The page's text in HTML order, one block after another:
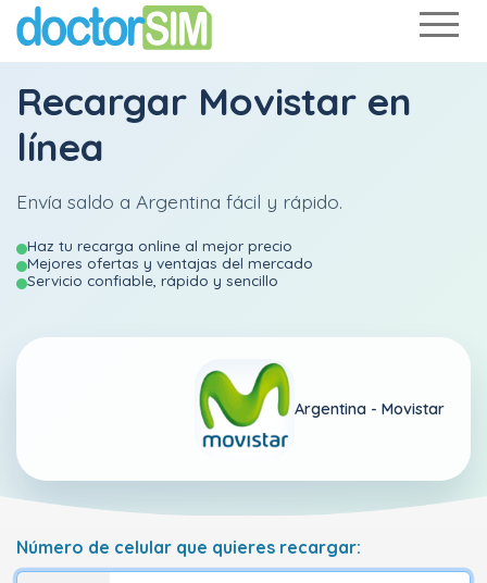
Recargar Movistar en
línea
Envía saldo a Argentina fácil y rápido.
Haz tu recarga online al mejor precio
Mejores ofertas y ventajas del mercado
Servicio confiable, rápido y sencillo
Argentina - Movistar
Número de celular que quieres recargar: